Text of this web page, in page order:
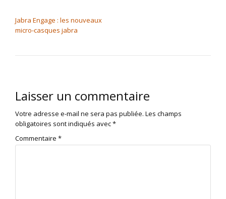
Jabra Engage : les nouveaux
micro-casques jabra
Laisser un commentaire
Votre adresse e-mail ne sera pas publiée. Les champs
obligatoires sont indiqués avec*
Commentaire *